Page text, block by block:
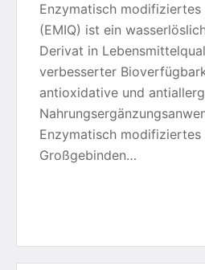
Enzymatisch modifiziertes
(EMIQ) ist ein
Derivat in
verbesserter
antioxidative und
Enzymatisch modifiziertes
Großgebinden…